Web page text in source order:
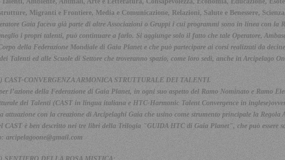
Migranti e Frontiere, Media e Comunicazione, Relazioni, Salute e Benessere,
Gaia faceva già parte di altre Associazioni o Gruppi i cui programmi sono in linea con la
i propri talenti, può continuare a farlo. Si aggiunge solo il fatto che tale Operatore,
della Federazione Mondiale di Gaia Planet e che può partecipare ai corsi realizzati da
Talenti ed alle Scuole di Settore che troveranno spazio, come loro sedi, anche in Arcipelago
CAST-CONVERGENZA ARMONICA STRUTTURALE DEI TALENTI.
l’azione della Federazione di Gaia Planet, in ogni suo aspetto del Ramo Nominato e Ramo
dei Talenti (CAST in lingua italiana e HTC-Harmonic Talent Convergence in
attuazione con la creazione di Arcipelaghi Gaia che usino come strumento principale la
CAST è ben descritto nei tre libri della Trilogia "GUIDA HTC di Gaia Planet", che può essere
arcipelagoone@gmail.com